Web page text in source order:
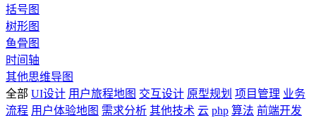
括号图
树形图
鱼骨图
时间轴
其他思维导图
全部 UI设计 用户旅程地图 交互设计 原型规划 项目管理 业务
流程 用户体验地图 需求分析 其他技术 云 php 算法 前端开发